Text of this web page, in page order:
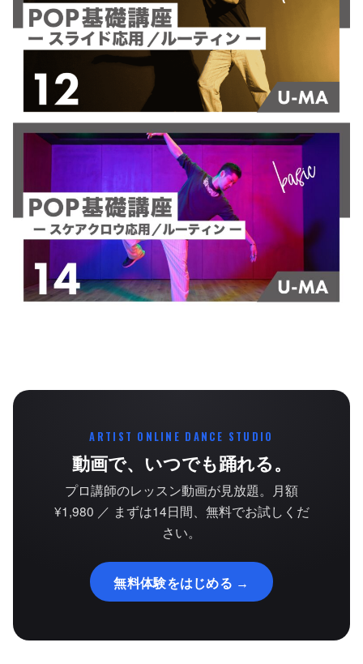
ARTIST ONLINE DANCE STUDIO
動画で、いつでも踊れる。
プロ講師のレッスン動画が見放題。月額
¥1,980 ／ まずは14日間、無料でお試しくだ
さい。
無料体験をはじめる →